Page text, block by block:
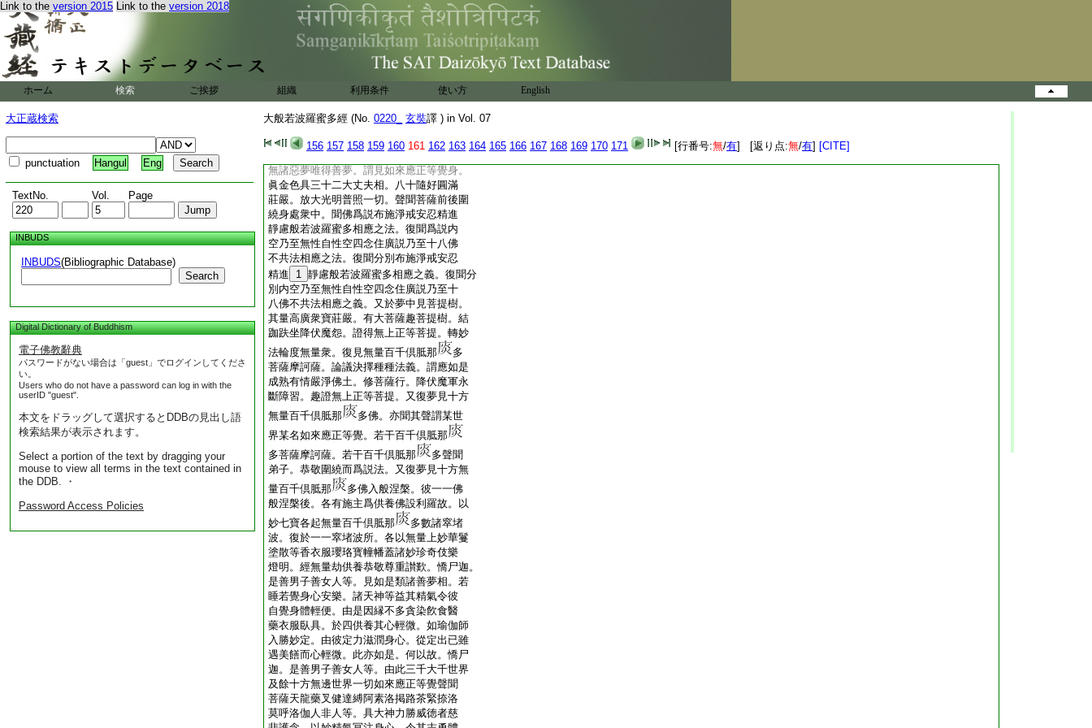
Link to the version 2015 Link to the version 2018
ホーム 検索 ご挨拶 組織 利用条件 使い方 English
大正蔵検索
punctuation Hangul Eng
TextNo. Vol. Page
INBUDS
INBUDS(Bibliographic Database)
Search
Digital Dictionary of Buddhism
電子佛教辭典
パスワードがない場合は「guest」でログインしてくださ
い。
Users who do not have a password can log in with the
userID "guest".
本文をドラッグして選択するとDDBの見出し語
検索結果が表示されます。
Select a portion of the text by dragging your
mouse to view all terms in the text contained in
the DDB. ・
Password Access Policies
大般若波羅蜜多經 (No. 0220_ 玄奘譯 ) in Vol. 07
156 157 158 159 160 161 162 163 164 165 166 167 168 169 170 171 [行番号:無/有] [返り点:無/有] [CITE]
灑。敷設寳座而安措之。燒香散花張施 3 幰
蓋。寳幢幡鐸問飾其中。諸妙珍奇衣服瓔珞
金銀寳器伎樂燈明。種種雜綵莊嚴其處。若
能如是供養般若波羅蜜多。便有無量具大
神力威徳熾盛諸天龍等。來至其所觀禮讀
誦彼所書寫甚深般若波羅蜜多。供養恭敬
尊重讃歎舍掌右繞歡喜護念。復次憍尸迦。
是善男子善女人等。若能如是供養恭敬尊
重讃歎甚深般若波羅蜜多。決定當得身心
無倦。身樂心樂。身輕心輕。身調柔心調柔。身
無諸惡夢唯得善夢。謂見如來應正等覺身。
眞金色具三十二大丈夫相。八十隨好圓滿
莊嚴。放大光明普照一切。聲聞菩薩前後圍
繞身處衆中。聞佛爲説布施淨戒安忍精進
靜慮般若波羅蜜多相應之法。復聞爲説内
空乃至無性自性空四念住廣説乃至十八佛
不共法相應之法。復聞分別布施淨戒安忍
精進
1 靜慮般若波羅蜜多相應之義。復聞分
別内空乃至無性自性空四念住廣説乃至十
八佛不共法相應之義。又於夢中見菩提樹。
其量高廣衆寶莊嚴。有大菩薩趣菩提樹。結
跏趺坐降伏魔怨。證得無上正等菩提。轉妙
法輪度無量衆。復見無量百千倶胝那
多
菩薩摩訶薩。論議決擇種種法義。謂應如是
成熟有情嚴淨佛土。修菩薩行。降伏魔軍永
斷障習。趣證無上正等菩提。又復夢見十方
無量百千倶胝那
多佛。亦聞其聲謂某世
界某名如來應正等覺。若干百千倶胝那
多菩薩摩訶薩。若干百千倶胝那
多聲聞
弟子。恭敬圍繞而爲説法。又復夢見十方無
量百千倶胝那
多佛入般涅槃。彼一一佛
般涅槃後。各有施主爲供養佛設利羅故。以
妙七寶各起無量百千倶胝那
多數諸窣堵
波。復於一一窣堵波所。各以無量上妙華鬘
塗散等香衣服瓔珞寳幢幡蓋諸妙珍奇伎樂
燈明。經無量劫供養恭敬尊重讃歎。憍尸迦。
是善男子善女人等。見如是類諸善夢相。若
睡若覺身心安樂。諸天神等益其精氣令彼
自覺身體輕便。由是因縁不多貪染飮食醫
藥衣服臥具。於四供養其心輕微。如瑜伽師
入勝妙定。由彼定力滋潤身心。從定出已雖
遇美饍而心輕微。此亦如是。何以故。憍尸
迦。是善男子善女人等。由此三千大千世界
及餘十方無邊世界一切如來應正等覺聲聞
菩薩天龍藥叉健達縛阿素洛掲路茶緊捺洛
莫呼洛伽人非人等。具大神力勝威徳者慈